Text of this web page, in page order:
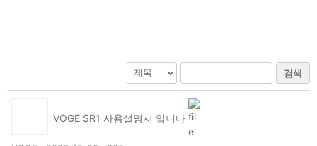
검색
VOGE SR1 사용설명서 입니다